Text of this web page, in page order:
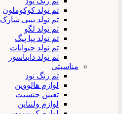
تم تولد کوکوملون
تم تولد بیبی شارک
تم تولد لگو
تم تولد پپا پیگ
تم تولد حیوانات
تم تولد دایناسور
مناسبتی
تم رنگ نود
لوازم هالووین
تعیین جنسیت
لوازم ولنتاین